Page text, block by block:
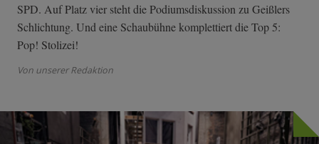
SPD. Auf Platz vier steht die Podiumsdiskussion zu Geißlers
Schlichtung. Und eine Schaubühne komplettiert die Top 5:
Pop! Stolizei!
Von unserer Redaktion